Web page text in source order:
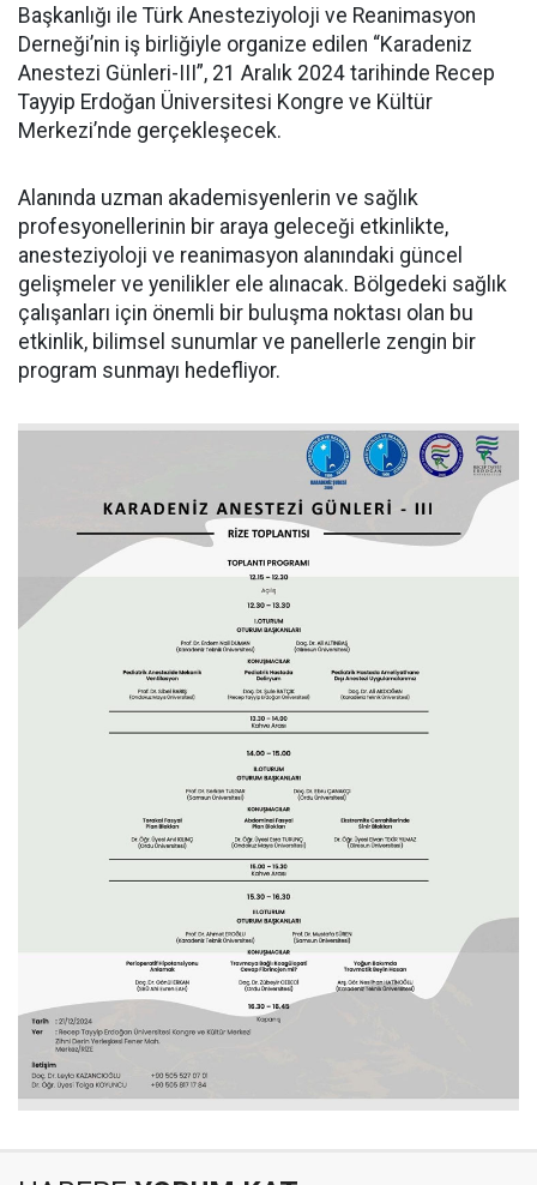
Başkanlığı ile Türk Anesteziyoloji ve Reanimasyon
Derneği’nin iş birliğiyle organize edilen “Karadeniz
Anestezi Günleri-III”, 21 Aralık 2024 tarihinde Recep
Tayyip Erdoğan Üniversitesi Kongre ve Kültür
Merkezi’nde gerçekleşecek.
Alanında uzman akademisyenlerin ve sağlık
profesyonellerinin bir araya geleceği etkinlikte,
anesteziyoloji ve reanimasyon alanındaki güncel
gelişmeler ve yenilikler ele alınacak. Bölgedeki sağlık
çalışanları için önemli bir buluşma noktası olan bu
etkinlik, bilimsel sunumlar ve panellerle zengin bir
program sunmayı hedefliyor.